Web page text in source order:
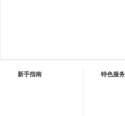
新手指南 特色服务